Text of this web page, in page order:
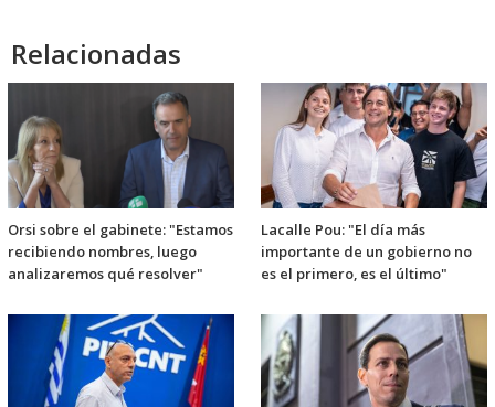
Relacionadas
Orsi sobre el gabinete: "Estamos
recibiendo nombres, luego
analizaremos qué resolver"
Lacalle Pou: "El día más
importante de un gobierno no
es el primero, es el último"